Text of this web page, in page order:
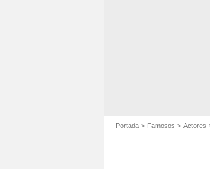
Portada Famosos Actores